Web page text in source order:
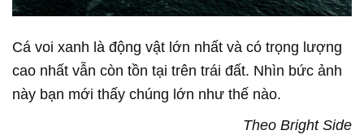
Cá voi xanh là động vật lớn nhất và có trọng lượng
cao nhất vẫn còn tồn tại trên trái đất. Nhìn bức ảnh
này bạn mới thấy chúng lớn như thế nào.
Theo Bright Side